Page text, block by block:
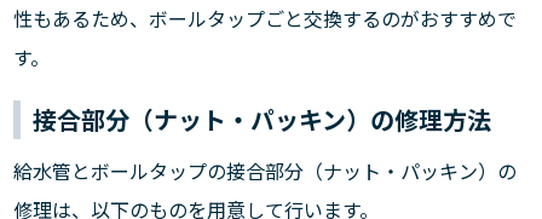
性もあるため、ボールタップごと交換するのがおすすめで
す。
接合部分（ナット・パッキン）の修理方法
給水管とボールタップの接合部分（ナット・パッキン）の
修理は、以下のものを用意して行います。